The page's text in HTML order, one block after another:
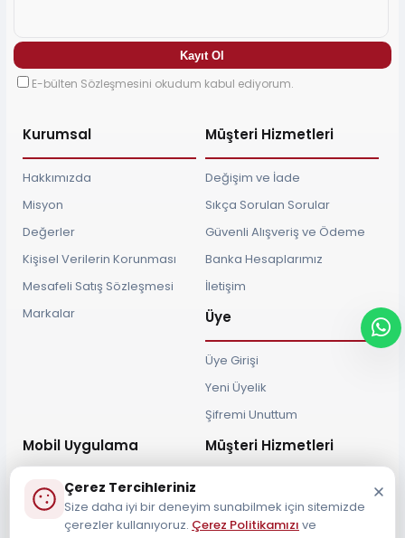
E-bülten Sözleşmesini okudum kabul ediyorum.
Kurumsal
Hakkımızda
Misyon
Değerler
Kişisel Verilerin Korunması
Mesafeli Satış Sözleşmesi
Markalar
Müşteri Hizmetleri
Değişim ve İade
Sıkça Sorulan Sorular
Güvenli Alışveriş ve Ödeme
Banka Hesaplarımız
İletişim
Üye
Üye Girişi
Yeni Üyelik
Şifremi Unuttum
Mobil Uygulama Müşteri Hizmetleri
Çerez Tercihleriniz
Size daha iyi bir deneyim sunabilmek için sitemizde
çerezler kullanıyoruz. Çerez Politikamızı ve